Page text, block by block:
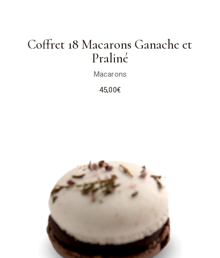
Coffret 18 Macarons Ganache et
Praliné
Macarons
45,00€